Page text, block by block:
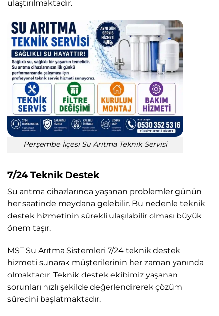
ulaştırılmaktadır.
Perşembe İlçesi Su Arıtma Teknik Servisi
7/24 Teknik Destek
Su arıtma cihazlarında yaşanan problemler günün
her saatinde meydana gelebilir. Bu nedenle teknik
destek hizmetinin sürekli ulaşılabilir olması büyük
önem taşır.
MST Su Arıtma Sistemleri 7/24 teknik destek
hizmeti sunarak müşterilerinin her zaman yanında
olmaktadır. Teknik destek ekibimiz yaşanan
sorunları hızlı şekilde değerlendirerek çözüm
sürecini başlatmaktadır.